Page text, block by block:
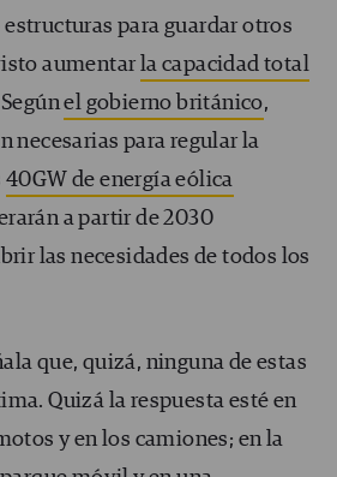
para guardar otros
aumentar la capacidad total
Segúnel gobierno británico,
necesarias para regular la
40GW de energía eólica
a partir de 2030
las necesidades de todos los
que, quizá, ninguna de estas
Quizá la respuesta esté en
y en los camiones; en la